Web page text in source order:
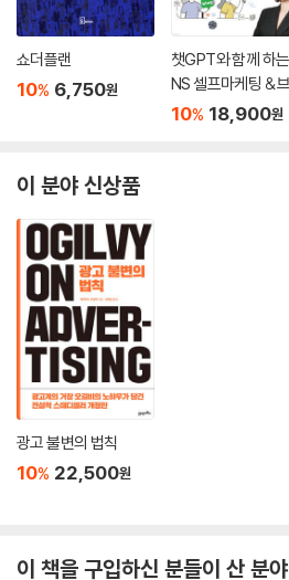
사고방식을 바꿔 네트워킹 이벤트의 주인으
당신의 행동은 시작부터 달라진다. 우선 일
알아본다. 참석자 명단을 훑어보고 누구를
장 배치를 알아보고 사람들을 코트 거는 곳
사람들은 이렇게 행동하는 당신에게 끌린다
--- 본문 중에서
“가진 사람과 못 가진 사람의 격차보다 연
의 격차가 더욱 커질 것이다.”
극적인 변화가 일어나지 않는 한 세상은 극
로 나뉘는 방향으로 흘러갈 것이다. 이런 흐
결은 ‘연결’을 통한 ‘협업’이 핵심이다.
영업형 CEO에게 행운과도 같은 책이 될 것
결’에 관한 한 세계 최고의 전문가인 저자
높이고, 더 많은 돈을 벌고, 더 행복해졌다.
쇼더플랜
10% 6,750원
챗GPT와 함께 하
NS 셀프마케팅 &
딩
10% 18,900원
이 분야 신상품
광고 불변의 법칙
10% 22,500원
이 책을 구입하신 분들이 산 분